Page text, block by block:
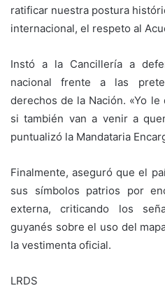
ratificar nuestra postura
internacional, el respeto al
Instó a la Cancillería a
nacional frente a las
derechos de la Nación. «Yo
si también van a venir a
puntualizó la Mandataria
Finalmente, aseguró que el
sus símbolos patrios por
externa, criticando los
guyanés sobre el uso del
la vestimenta oficial.
LRDS